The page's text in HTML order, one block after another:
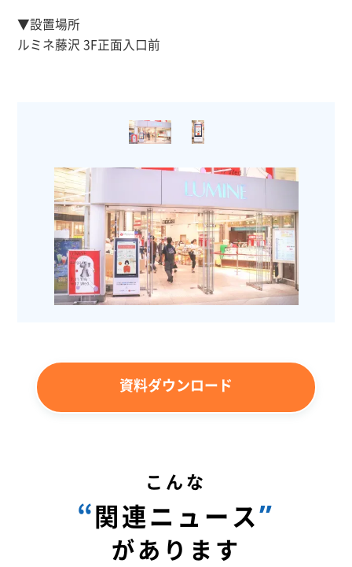
▼設置場所
ルミネ藤沢 3F正面入口前
資料ダウンロード
こんな
“関連ニュース”
があります